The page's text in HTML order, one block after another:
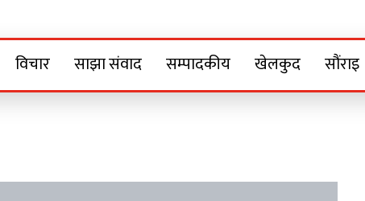
Sajha Bisaunee
विचार साझा संवाद सम्पादकीय खेलकुद सौंराइ